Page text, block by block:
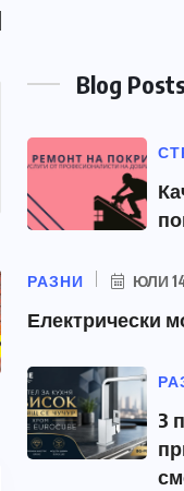
Blog
РАЗНИ ЮЛИ
Електрически
3